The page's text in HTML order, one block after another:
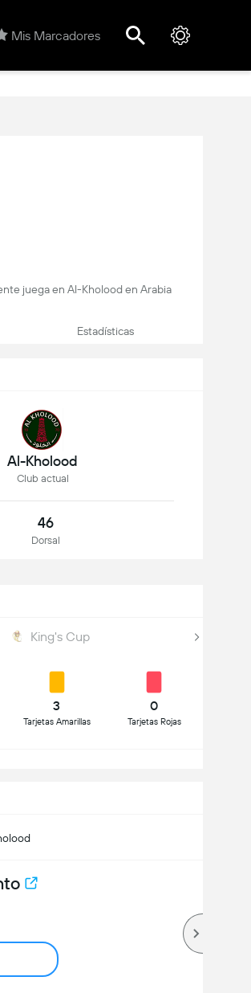
Mis Marcadores
juega en Al-Kholood en Arabia
Estadísticas
Al-Kholood
Club actual
46
Dorsal
King's Cup
3
Tarjetas Amarillas
0
Tarjetas Rojas